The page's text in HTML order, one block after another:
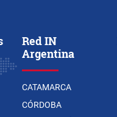
Red IN
Argentina
CATAMARCA
CÓRDOBA